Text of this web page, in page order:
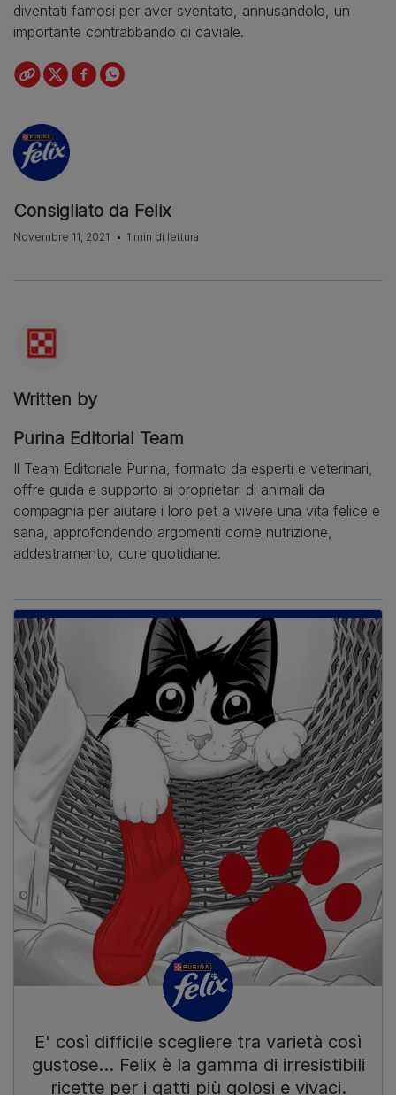
diventati famosi per aver sventato, annusandolo, un
importante contrabbando di caviale.
Consigliato da Felix
Novembre 11, 2021 1 min di lettura
Written by
Purina Editorial Team
Il Team Editoriale Purina, formato da esperti e veterinari,
offre guida e supporto ai proprietari di animali da
compagnia per aiutare i loro pet a vivere una vita felice e
sana, approfondendo argomenti come nutrizione,
addestramento, cure quotidiane.
E' così difficile scegliere tra varietà così
gustose… Felix è la gamma di irresistibili
ricette per i gatti più golosi e vivaci.